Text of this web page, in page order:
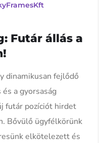
Futár állás a
dinamikusan fejlődő
a gyorsaság
futár pozíciót hirdet
Bővülő ügyfélkörünk
elkötelezett és